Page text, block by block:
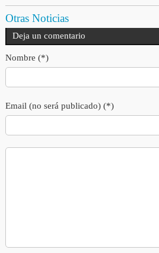
Otras Noticias
Deja un comentario
Nombre (*)
Email (no será publicado) (*)